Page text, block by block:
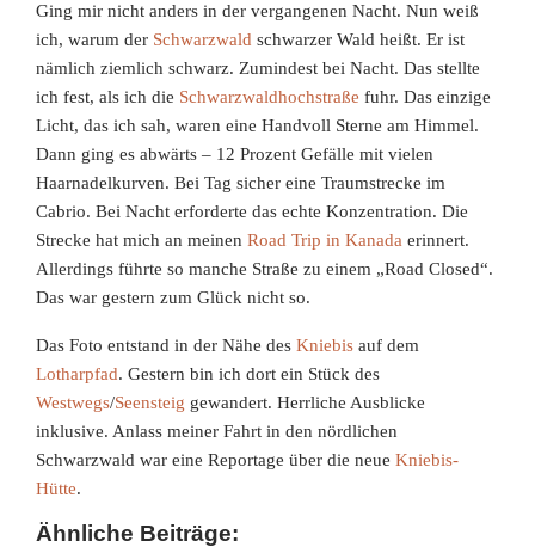
Gingmir nicht anders in der vergangenen Nacht. Nun weiß
ich, warum der Schwarzwald schwarzer Wald heißt. Er ist
nämlich ziemlich schwarz. Zumindest bei Nacht. Das stellte
ich fest, als ich die Schwarzwaldhochstraße fuhr. Das einzige
Licht, das ich sah, waren eine Handvoll Sterne am Himmel.
Dann ging es abwärts – 12 Prozent Gefälle mit vielen
Haarnadelkurven. Bei Tag sicher eine Traumstrecke im
Cabrio. Bei Nacht erforderte das echte Konzentration. Die
Strecke hat mich an meinenRoad Trip in Kanada erinnert.
Allerdings führte so manche Straße zu einem „Road Closed“.
Das war gestern zum Glück nicht so.
Das Foto entstand in der Nähe desKniebis auf dem
Lotharpfad. Gestern bin ich dort ein Stück des
Westwegs/Seensteig gewandert. Herrliche Ausblicke
inklusive. Anlass meiner Fahrt in den nördlichen
Schwarzwald war eine Reportage über die neueKniebis-
Hütte.
Ähnliche Beiträge: